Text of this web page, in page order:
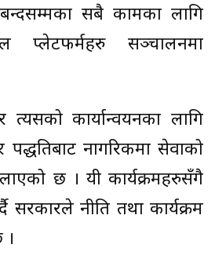
बन्दसम्मका सबै कामका लागि
प्लेटफर्महरु सञ्चालनमा
त्यसको कार्यान्वयनका लागि
नागरिकमा सेवाको
छ । यी कार्यक्रमहरुसँगै
सरकारले नीति तथा कार्यक्रम